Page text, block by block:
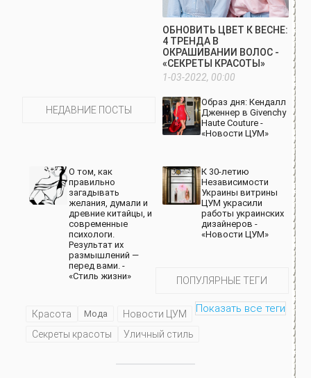
ОБНОВИТЬ ЦВЕТ К ВЕСНЕ:
4 ТРЕНДА В
ОКРАШИВАНИИ ВОЛОС -
«СЕКРЕТЫ КРАСОТЫ»
1-03-2022, 00:00
НЕДАВНИЕ ПОСТЫ
Образ дня: Кендалл
Дженнер в Givenchy
Haute Couture -
«Новости ЦУМ»
О том, как
правильно
загадывать
желания, думали и
древние китайцы, и
современные
психологи.
Результат их
размышлений —
перед вами. -
«Стиль жизни»
К 30-летию
Независимости
Украины витрины
ЦУМ украсили
работы украинских
дизайнеров -
«Новости ЦУМ»
ПОПУЛЯРНЫЕ ТЕГИ
Красота Мода
Новости ЦУМ
Секреты красоты
Уличный стиль
Показать все теги